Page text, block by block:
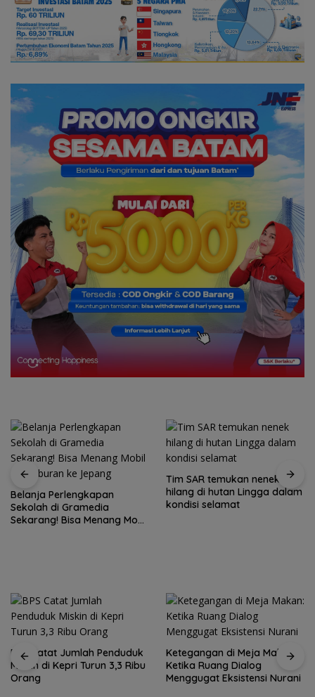
Belanja Perlengkapan
Sekolah di Gramedia
Sekarang! Bisa Menang Mobil
Tim SAR temukan nenek
hilang di hutan Lingga dalam
kondisi selamat
BPS Catat Jumlah Penduduk
Miskin di Kepri Turun 3,3 Ribu
Orang
Ketegangan di Meja Makan:
Ketika Ruang Dialog
Menggugat Eksistensi Nurani